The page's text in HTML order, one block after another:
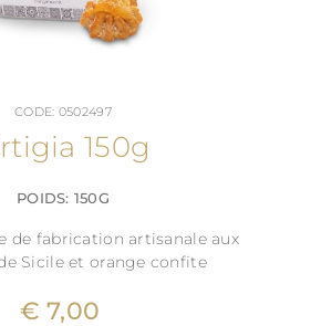
CODE: 0502497
150g
POIDS: 150G
de fabrication artisanale aux
Sicile et orange confite
€ 7,00